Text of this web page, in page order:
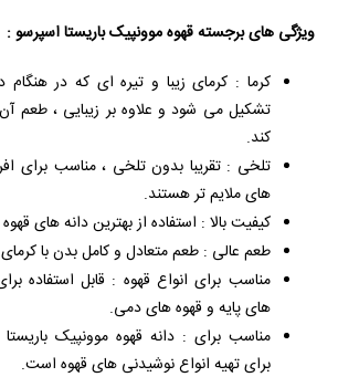
ویژگی های برجسته قهوه موونپیک باریستا اسپرسو :
کرما : کرمای زیبا و تیره‌ ای که در
تشکیل می‌ شود و علاوه بر زیبایی ، طعم
کند.
تلخی : تقریبا بدون تلخی ، مناسب برای
های ملایم‌ تر هستند.
کیفیت بالا : استفاده از بهترین دانه‌ های قهوه
طعم عالی : طعم متعادل و کامل بدن با
مناسب برای انواع قهوه : قابل استفاده
های پایه و قهوه‌ های دمی.
مناسب برای : دانه قهوه موونپیک باریستا
برای تهیه انواع نوشیدنی‌ های قهوه است.